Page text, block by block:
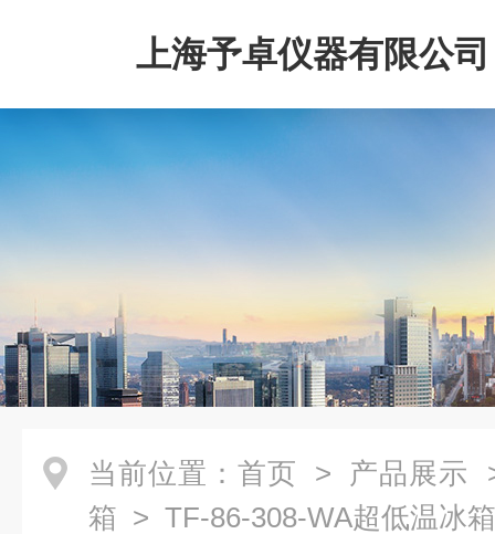
上海予卓仪器有限公司
当前位置： 首页 > 产品展示
箱 > TF-86-308-WA超低温冰